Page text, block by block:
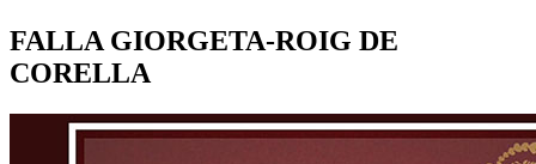
FALLA GIORGETA-ROIG DE
CORELLA